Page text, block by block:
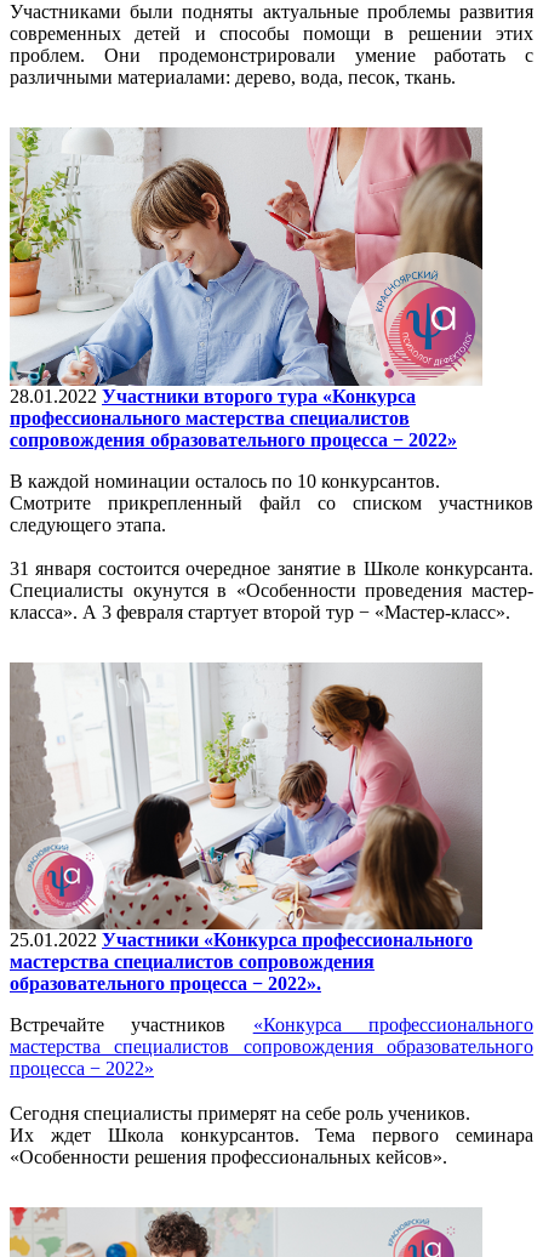
Участниками были подняты актуальные проблемы развития
современных детей и способы помощи в решении этих
проблем. Они продемонстрировали умение работать с
различными материалами: дерево, вода, песок, ткань.
28.01.2022 Участники второго тура «Конкурса
профессионального мастерства специалистов
сопровождения образовательного процесса − 2022»
В каждой номинации осталось по 10 конкурсантов.
Смотрите прикрепленный файл со списком участников
следующего этапа.
31 января состоится очередное занятие в Школе конкурсанта.
Специалисты окунутся в «Особенности проведения мастер-
класса». А 3 февраля стартует второй тур − «Мастер-класс».
25.01.2022 Участники «Конкурса профессионального
мастерства специалистов сопровождения
образовательного процесса − 2022».
Встречайте участников «Конкурса профессионального
мастерства специалистов сопровождения образовательного
процесса − 2022»
Сегодня специалисты примерят на себе роль учеников.
Их ждет Школа конкурсантов. Тема первого семинара
«Особенности решения профессиональных кейсов».